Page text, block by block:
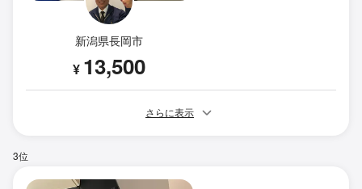
新潟県長岡市
¥ 13,500
さらに表示
3位